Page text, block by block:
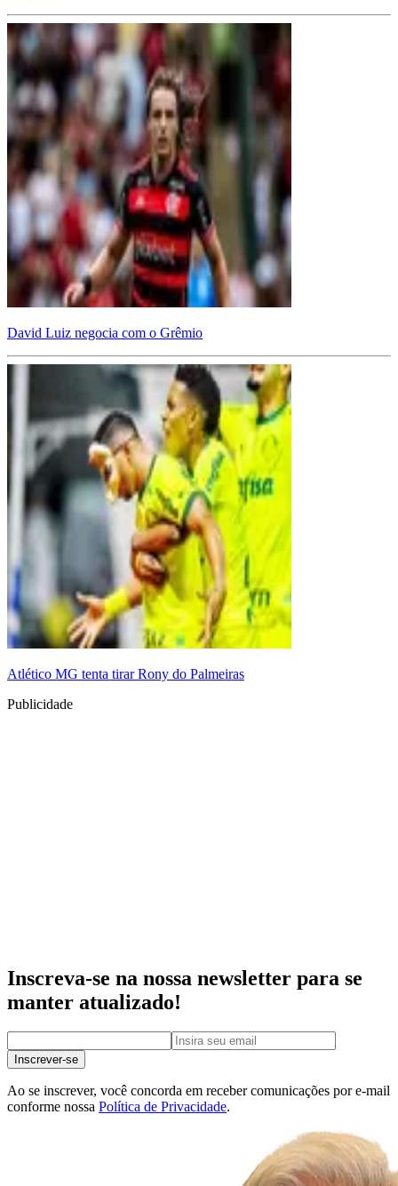
David Luiz negocia com o Grêmio
Atlético MG tenta tirar Rony do Palmeiras
Publicidade
Inscreva-se na nossa newsletter para se
manter atualizado!
Inscrever-se
Ao se inscrever, você concorda em receber comunicações por e-mail
conforme nossa Política de Privacidade.